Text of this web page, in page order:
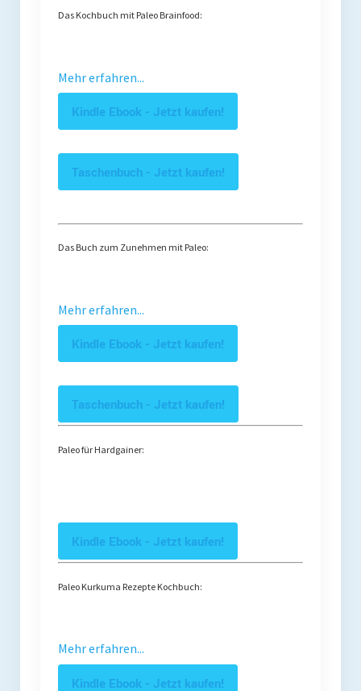
Das Kochbuch mit Paleo Brainfood:
Mehr erfahren...
Kindle Ebook - Jetzt kaufen!
Taschenbuch - Jetzt kaufen!
Das Buch zum Zunehmen mit Paleo:
Mehr erfahren...
Kindle Ebook - Jetzt kaufen!
Taschenbuch - Jetzt kaufen!
Paleo für Hardgainer:
Kindle Ebook - Jetzt kaufen!
Paleo Kurkuma Rezepte Kochbuch:
Mehr erfahren...
Kindle Ebook - Jetzt kaufen!